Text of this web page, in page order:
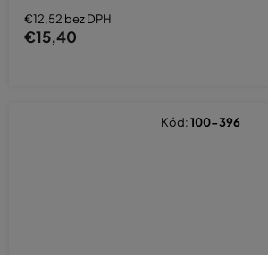
€12,52 bez DPH
€15,40
Kód:100-396